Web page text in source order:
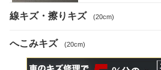
線キズ・擦りキズ (20cm)
へこみキズ (20cm)